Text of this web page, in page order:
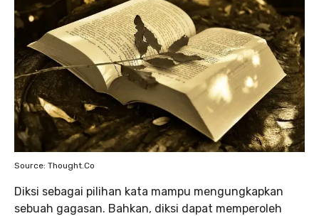
Source: Thought.Co
Diksi sebagai pilihan kata mampu mengungkapkan
sebuah gagasan. Bahkan, diksi dapat memperoleh